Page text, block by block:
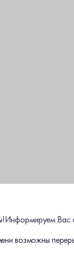
Информируем Вас
возможны